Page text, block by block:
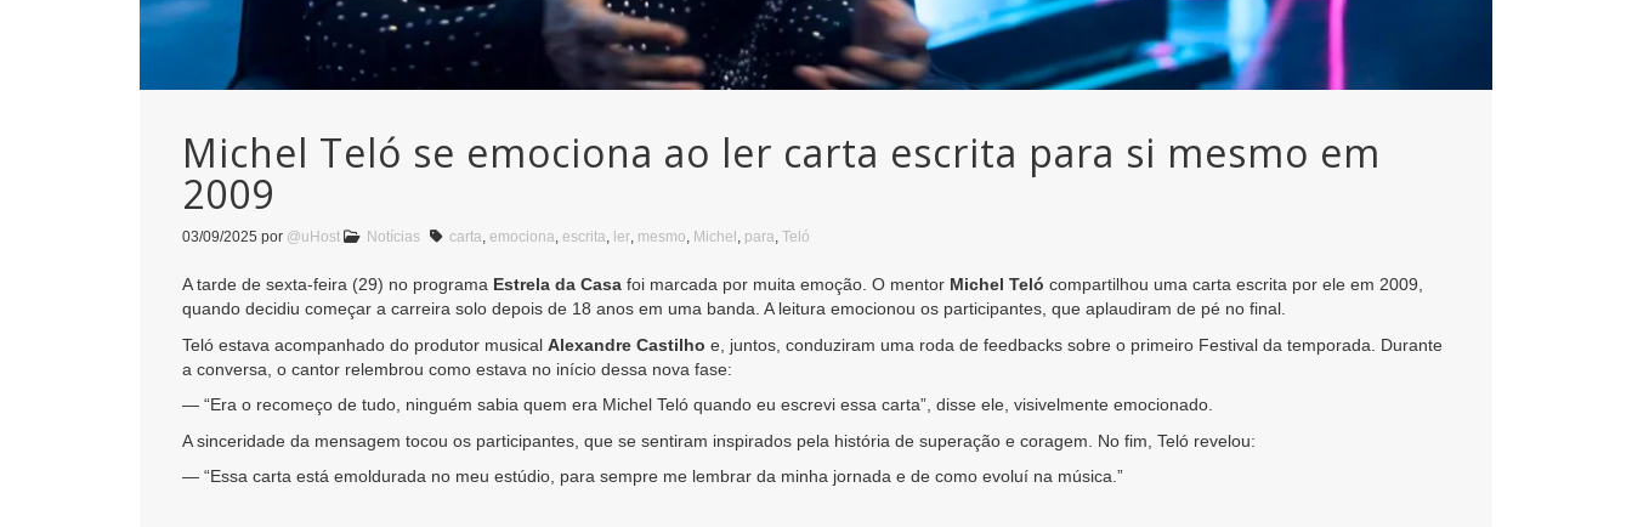
Michel Teló se emociona ao ler carta escrita para si mesmo em
2009
03/09/2025 por @uHost Notícias carta, emociona, escrita, ler, mesmo, Michel , para, Teló
A tarde de sexta-feira (29) no programa Estrela da Casa foi marcada por muita emoção. O mentor Michel Teló compartilhou uma carta escrita por ele em 2009,
quando decidiu começar a carreira solo depois de 18 anos em uma banda. A leitura emocionou os participantes, que aplaudiram de pé no final.
Teló estava acompanhado do produtor musical Alexandre Castilho e, juntos, conduziram uma roda de feedbacks sobre o primeiro Festival da temporada. Durante
a conversa, o cantor relembrou como estava no início dessa nova fase:
— “Era o recomeço de tudo, ninguém sabia quem era Michel Teló quando eu escrevi essa carta”, disse ele, visivelmente emocionado.
A sinceridade da mensagem tocou os participantes, que se sentiram inspirados pela história de superação e coragem. No fim, Teló revelou:
— “Essa carta está emoldurada no meu estúdio, para sempre me lembrar da minha jornada e de como evoluí na música.”